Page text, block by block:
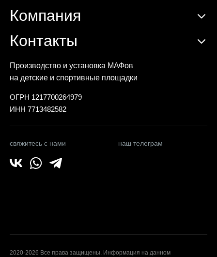
Производство и установка МАФов
на детские и спортивные площадки
ОГРН 1217700264979
ИНН 7713482582
свяжитесь с нами наш телеграм
Компания
Контакты
2020-2026 Все права защищены. Информация на данном